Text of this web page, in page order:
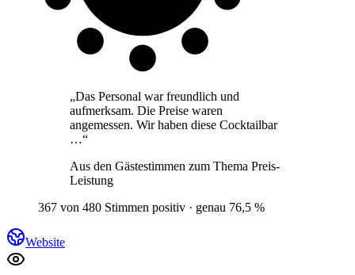
„Das Personal war freundlich und
aufmerksam. Die Preise waren
angemessen. Wir haben diese Cocktailbar
…“
Aus den Gästestimmen zum Thema Preis-
Leistung
367 von 480 Stimmen positiv · genau 76,5 %
Website